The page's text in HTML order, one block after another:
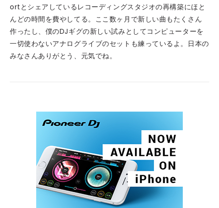
ortとシェアしているレコーディングスタジオの再構築にほと
んどの時間を費やしてる。ここ数ヶ月で新しい曲もたくさん
作ったし、僕のDJギグの新しい試みとしてコンピューターを
一切使わないアナログライブのセットも練っているよ。日本の
みなさんありがとう、元気でね。